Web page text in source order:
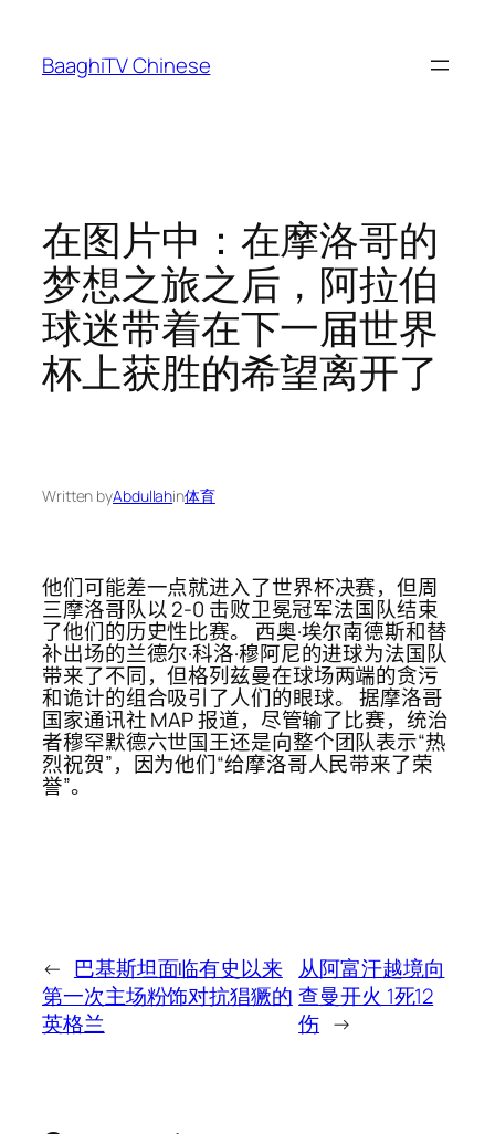
content
BaaghiTV Chinese
在图片中：在摩洛哥的
梦想之旅之后，阿拉伯
球迷带着在下一届世界
杯上获胜的希望离开了
Written byAbdullahin体育
他们可能差一点就进入了世界杯决赛，但周
三摩洛哥队以 2-0 击败卫冕冠军法国队结束
了他们的历史性比赛。 西奥·埃尔南德斯和替
补出场的兰德尔·科洛·穆阿尼的进球为法国队
带来了不同，但格列兹曼在球场两端的贪污
和诡计的组合吸引了人们的眼球。 据摩洛哥
国家通讯社 MAP 报道，尽管输了比赛，统治
者穆罕默德六世国王还是向整个团队表示“热
烈祝贺”，因为他们“给摩洛哥人民带来了荣
誉”。
← 巴基斯坦面临有史以来
第一次主场粉饰对抗猖獗的
英格兰
从阿富汗越境向
查曼开火 1死12
伤 →